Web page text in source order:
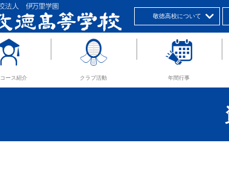
敬徳高校について
ース紹介 クラブ活動 年間行事